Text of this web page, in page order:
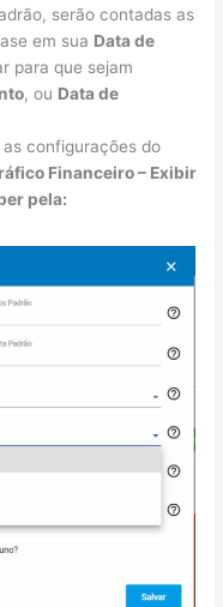
serão contadas as
em sua Data de
para que sejam
, ou Data de
configurações do
Financeiro – Exibir
pela: